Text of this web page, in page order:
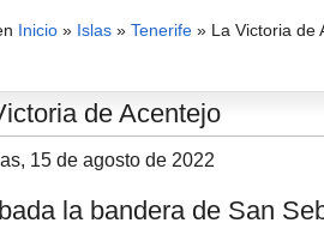
Inicio» Islas» Tenerife» La Victoria de
de Acentejo
15 de agosto de 2022
la bandera de San